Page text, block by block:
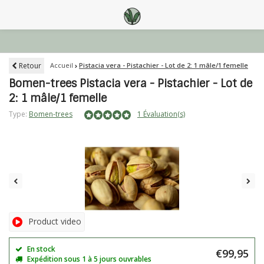
Retour Accueil Pistacia vera - Pistachier - Lot de 2: 1 mâle/1 femelle
Bomen-trees Pistacia vera - Pistachier - Lot de
2: 1 mâle/1 femelle
Type: Bomen-trees 1 Évaluation(s)
Product video
En stock
Expédition sous 1 à 5 jours ouvrables
€99,95